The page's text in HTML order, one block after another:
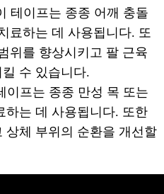
테이프는 종종 어깨 충돌
료하는 데 사용됩니다. 또
위를 향상시키고 팔 근육
수 있습니다.
이프는 종종 만성 목 또는
하는 데 사용됩니다. 또한
상체 부위의 순환을 개선할